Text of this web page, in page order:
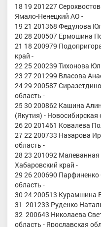
18 19 201227
Ямало-Ненецкий АО -
19 21 201368 Федулова
20 28 200507 Ермошина
21 18 200979
край -
22 25 200239 Тихонова
23 27 201299 Власова
24 29 200587
область -
25 30 200862 Кашина
(Якутия) - Новосибирская
26 20 201461 Ковалева
27 22 200733 Назарова
область -
28 23 201092
Хабаровский край -
29 26 200690
область -
30 24 200513 Курамшина
31 201233 Руденко
32 200643 Николаева
область - Ярославская